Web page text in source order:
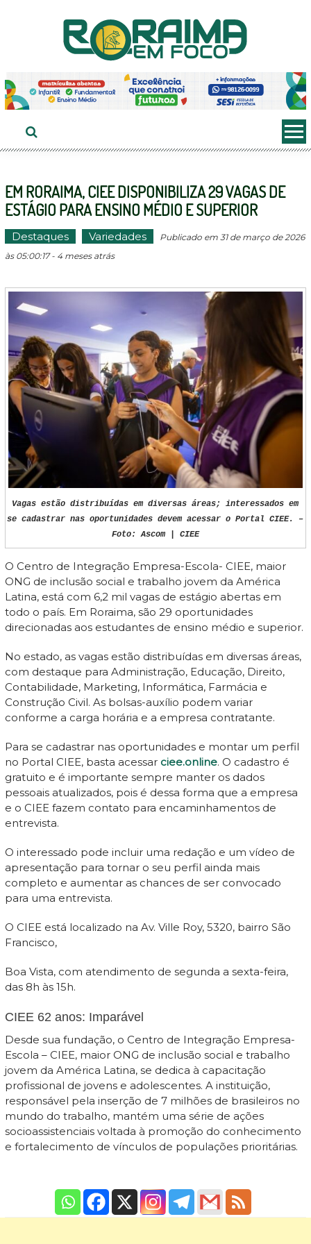
EM RORAIMA, CIEE DISPONIBILIZA 29 VAGAS DE
ESTÁGIO PARA ENSINO MÉDIO E SUPERIOR
Destaques Variedades
Publicado em 31 de março de 2026
às 05:00:17 - 4 meses atrás
Vagas estão distribuídas em diversas áreas; interessados em
se cadastrar nas oportunidades devem acessar o Portal CIEE. –
Foto: Ascom | CIEE
O Centro de Integração Empresa-Escola- CIEE, maior
ONG de inclusão social e trabalho jovem da América
Latina, está com 6,2 mil vagas de estágio abertas em
todo o país. Em Roraima, são 29 oportunidades
direcionadas aos estudantes de ensino médio e superior.
No estado, as vagas estão distribuídas em diversas áreas,
com destaque para Administração, Educação, Direito,
Contabilidade, Marketing, Informática, Farmácia e
Construção Civil. As bolsas-auxílio podem variar
conforme a carga horária e a empresa contratante.
Para se cadastrar nas oportunidades e montar um perfil
no Portal CIEE, basta acessar ciee.online. O cadastro é
gratuito e é importante sempre manter os dados
pessoais atualizados, pois é dessa forma que a empresa
e o CIEE fazem contato para encaminhamentos de
entrevista.
O interessado pode incluir uma redação e um vídeo de
apresentação para tornar o seu perfil ainda mais
completo e aumentar as chances de ser convocado
para uma entrevista.
O CIEE está localizado na Av. Ville Roy, 5320, bairro São
Francisco,
Boa Vista, com atendimento de segunda a sexta-feira,
das 8h às 15h.
CIEE 62 anos: Imparável
Desde sua fundação, o Centro de Integração Empresa-
Escola – CIEE, maior ONG de inclusão social e trabalho
jovem da América Latina, se dedica à capacitação
profissional de jovens e adolescentes. A instituição,
responsável pela inserção de 7 milhões de brasileiros no
mundo do trabalho, mantém uma série de ações
socioassistenciais voltada à promoção do conhecimento
e fortalecimento de vínculos de populações prioritárias.